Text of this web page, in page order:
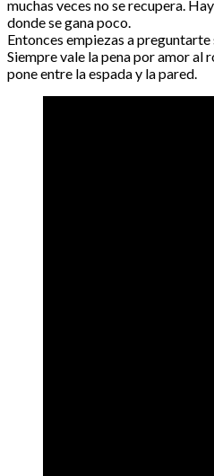
muchas veces no se recupera.
donde se gana poco.
Entonces empiezas a preguntarte
Siempre vale la pena por amor al
pone entre la espada y la pared.